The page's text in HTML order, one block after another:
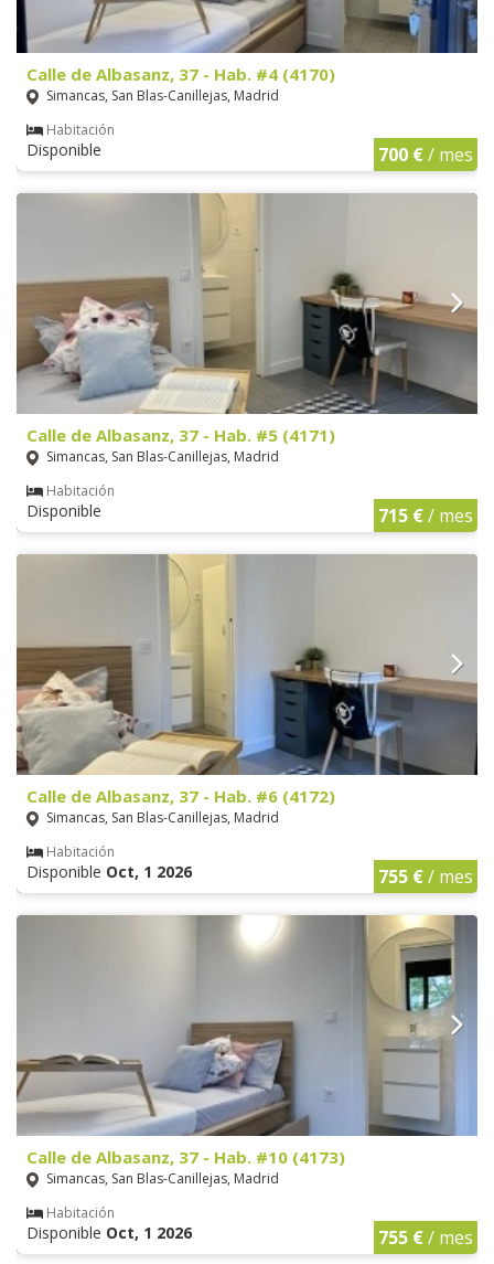
Calle de Albasanz, 37 - Hab. #4 (4170)
Simancas, San Blas-Canillejas, Madrid
Habitación
Disponible 700 €/ mes
Calle de Albasanz, 37 - Hab. #5 (4171)
Simancas, San Blas-Canillejas, Madrid
Habitación
Disponible 715 €/ mes
Calle de Albasanz, 37 - Hab. #6 (4172)
Simancas, San Blas-Canillejas, Madrid
Habitación
Disponible Oct, 1 2026 755 €/ mes
Calle de Albasanz, 37 - Hab. #10 (4173)
Simancas, San Blas-Canillejas, Madrid
Habitación
Disponible Oct, 1 2026 755 €/ mes